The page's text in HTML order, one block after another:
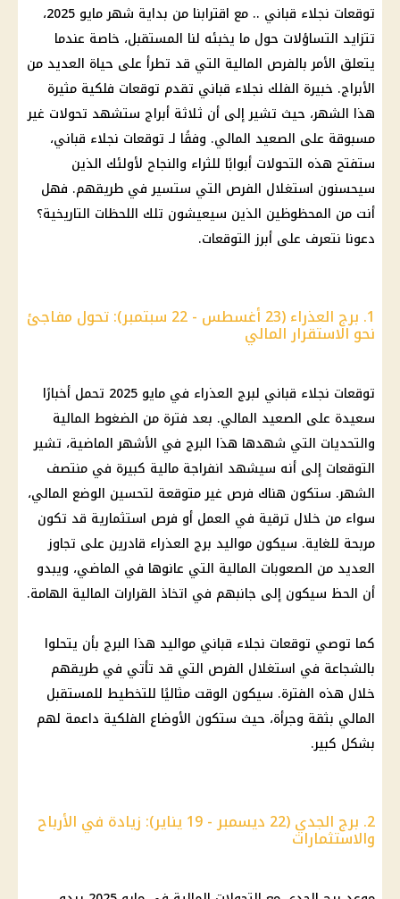
توقعات نجلاء قباني .. مع اقترابنا من بداية شهر مايو 2025،
تتزايد التساؤلات حول ما يخبئه لنا المستقبل، خاصة عندما
يتعلق الأمر بالفرص المالية التي قد تطرأ على حياة العديد من
الأبراج. خبيرة الفلك نجلاء قباني تقدم توقعات فلكية مثيرة
هذا الشهر، حيث تشير إلى أن ثلاثة أبراج ستشهد تحولات غير
مسبوقة على الصعيد المالي. وفقًا لـ توقعات نجلاء قباني،
ستفتح هذه التحولات أبوابًا للثراء والنجاح لأولئك الذين
سيحسنون استغلال الفرص التي ستسير في طريقهم. فهل
أنت من المحظوظين الذين سيعيشون تلك اللحظات التاريخية؟
دعونا نتعرف على أبرز التوقعات.
1. برج العذراء (23 أغسطس - 22 سبتمبر): تحول مفاجئ
نحو الاستقرار المالي
توقعات نجلاء قباني لبرج العذراء في مايو 2025 تحمل أخبارًا
سعيدة على الصعيد المالي. بعد فترة من الضغوط المالية
والتحديات التي شهدها هذا البرج في الأشهر الماضية، تشير
التوقعات إلى أنه سيشهد انفراجة مالية كبيرة في منتصف
الشهر. ستكون هناك فرص غير متوقعة لتحسين الوضع المالي،
سواء من خلال ترقية في العمل أو فرص استثمارية قد تكون
مربحة للغاية. سيكون مواليد برج العذراء قادرين على تجاوز
العديد من الصعوبات المالية التي عانوها في الماضي، ويبدو
أن الحظ سيكون إلى جانبهم في اتخاذ القرارات المالية الهامة.
كما توصي توقعات نجلاء قباني مواليد هذا البرج بأن يتحلوا
بالشجاعة في استغلال الفرص التي قد تأتي في طريقهم
خلال هذه الفترة. سيكون الوقت مثاليًا للتخطيط للمستقبل
المالي بثقة وجرأة، حيث ستكون الأوضاع الفلكية داعمة لهم
بشكل كبير.
2. برج الجدي (22 ديسمبر - 19 يناير): زيادة في الأرباح
والاستثمارات